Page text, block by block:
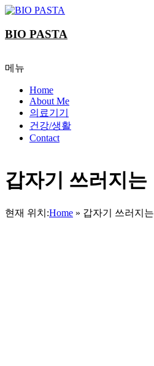
Skip
content
BIO PASTA
메뉴
Home
About Me
의료기기
건강/생활
Contact
갑자기 쓰러지는
현재 위치:Home » 갑자기 쓰러지는